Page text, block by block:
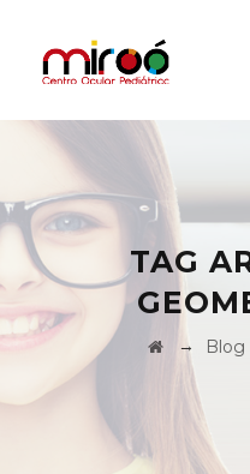
TAG
→ Blog